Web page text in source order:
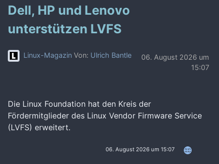
Dell, HP und Lenovo
unterstützen LVFS
Linux-Magazin Von: Ulrich Bantle
06. August 2026 um
15:07
Die Linux Foundation hat den Kreis der
Fördermitglieder des Linux Vendor Firmware Service
(LVFS) erweitert.
06. August 2026 um 15:07